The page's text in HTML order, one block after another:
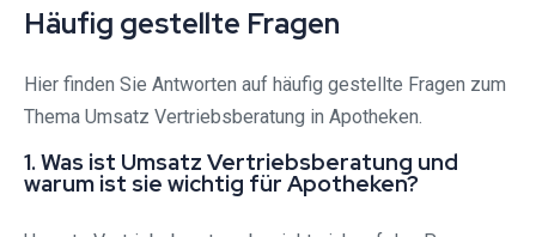
Häufig gestellte Fragen
Hier finden Sie Antworten auf häufig gestellte Fragen zum
Thema Umsatz Vertriebsberatung in Apotheken.
1. Was ist Umsatz Vertriebsberatung und
warum ist sie wichtig für Apotheken?